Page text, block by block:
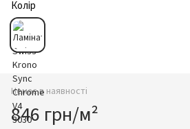
Колір
Немає в наявності
846 грн/м²